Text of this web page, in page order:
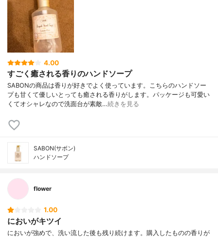
4.00
すごく癒される香りのハンドソープ
SABONの商品は香りが好きでよく使っています。こちらのハンドソー
プも甘くて優しいとっても癒される香りがします。パッケージも可愛い
くてオシャレなので洗面台が素敵…続きを見る
SABON(サボン)
ハンドソープ
flower
1.00
においがキツイ
においが強めで、洗い流した後も残り続けます。購入したものの香りが